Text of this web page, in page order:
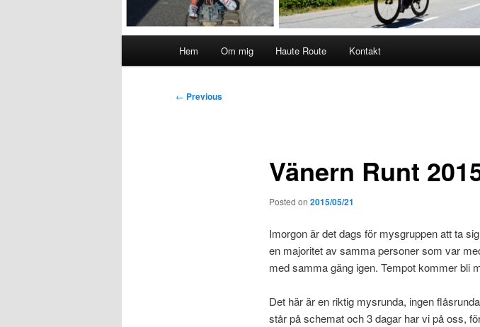
Hem Om mig Haute Route Kontakt
Post
← Previous
Vänern Runt
Posted on 2015/05/21
Imorgon är det dags för mysgruppen att ta
en majoritet av samma personer som var
med samma gäng igen. Tempot kommer bli
Det här är en riktig mysrunda, ingen
står på schemat och 3 dagar har vi på oss,